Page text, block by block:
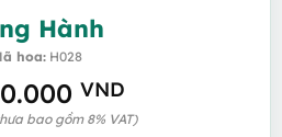
Hành
hoa:H028
VND
bao gồm 8% VAT)